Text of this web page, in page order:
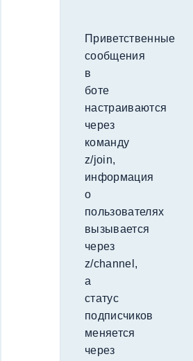
Приветственные
сообщения
в
боте
настраиваются
через
команду
z/join,
информация
о
пользователях
вызывается
через
z/channel,
а
статус
подписчиков
меняется
через